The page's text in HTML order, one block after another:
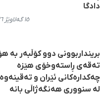
دادگا
١٥ گەلاوێژ ٢٧٢٦، ١٢:١٦
برینداربوونی دوو کۆڵبەر بە
تەقەی ڕاستەوخۆی هێزە
چەکدارەکانی ئێران و
لە سنووری هەنگەژاڵی بانە